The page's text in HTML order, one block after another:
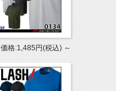
価格:1,485円(税込)～